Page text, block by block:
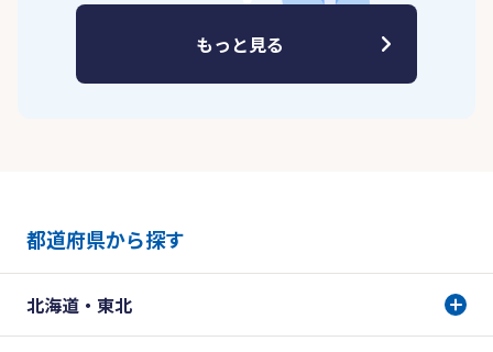
もっと見る
都道府県から探す
北海道・東北